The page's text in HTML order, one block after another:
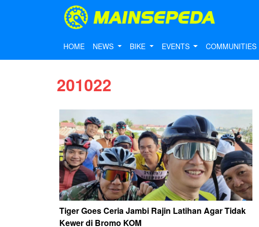
HOME NEWS BIKE EVENTS COMMUNITIES
201022
Tiger Goes Ceria Jambi Rajin Latihan Agar Tidak
Kewer di Bromo KOM